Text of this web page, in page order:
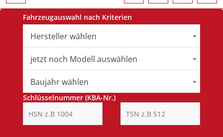
Fahrzeugauswahl nach Kriterien
Hersteller wählen
jetzt noch Modell auswählen
Baujahr wählen
Schlüsselnummer (KBA-Nr.)